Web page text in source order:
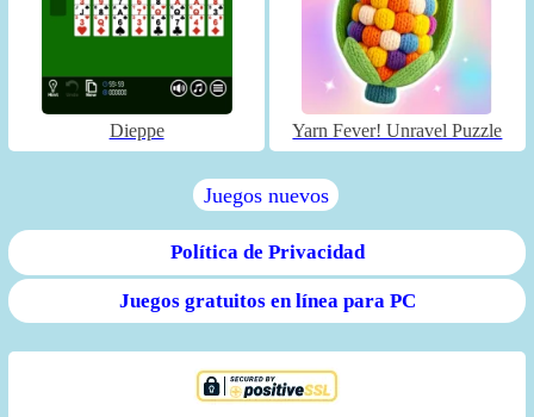
Dieppe Yarn Fever! Unravel Puzzle
Juegos nuevos
Política de Privacidad
Juegos gratuitos en línea para PC